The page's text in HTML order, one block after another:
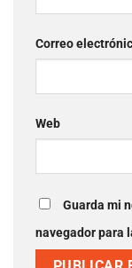
Correo
Web
Guarda mi
navegador para